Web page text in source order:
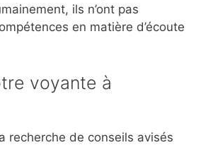
ils n’ont pas
en matière d’écoute
voyante à
recherche de conseils avisés